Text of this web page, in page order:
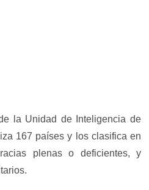
la Unidad de Inteligencia de
167 países y los clasifica en
plenas o deficientes, y